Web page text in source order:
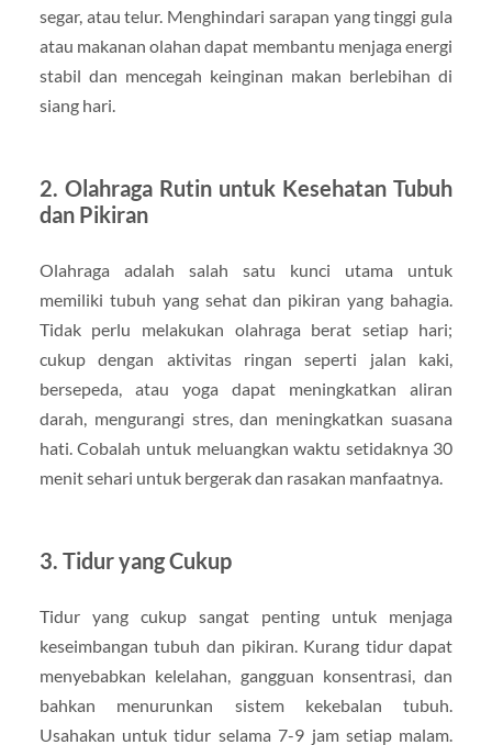
segar, atau telur. Menghindari sarapan yang tinggi gula
atau makanan olahan dapat membantu menjaga energi
stabil dan mencegah keinginan makan berlebihan di
siang hari.
2. Olahraga Rutin untuk Kesehatan Tubuh
dan Pikiran
Olahraga adalah salah satu kunci utama untuk
memiliki tubuh yang sehat dan pikiran yang bahagia.
Tidak perlu melakukan olahraga berat setiap hari;
cukup dengan aktivitas ringan seperti jalan kaki,
bersepeda, atau yoga dapat meningkatkan aliran
darah, mengurangi stres, dan meningkatkan suasana
hati. Cobalah untuk meluangkan waktu setidaknya 30
menit sehari untuk bergerak dan rasakan manfaatnya.
3. Tidur yang Cukup
Tidur yang cukup sangat penting untuk menjaga
keseimbangan tubuh dan pikiran. Kurang tidur dapat
menyebabkan kelelahan, gangguan konsentrasi, dan
bahkan menurunkan sistem kekebalan tubuh.
Usahakan untuk tidur selama 7-9 jam setiap malam.